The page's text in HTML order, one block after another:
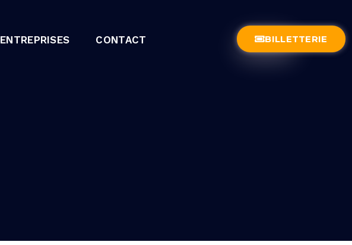
ENTREPRISES CONTACT BILLETTERIE